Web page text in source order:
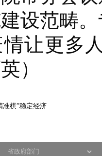
设范畴
让更多
）
准棋”稳定经济